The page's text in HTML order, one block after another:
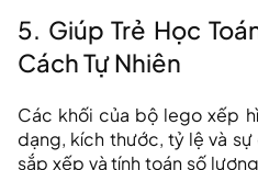
5. Giúp Trẻ Học
Cách Tự Nhiên
Các khối của bộ lego xếp
dạng, kích thước, tỷ lệ và
sắp xếp và tính toán số